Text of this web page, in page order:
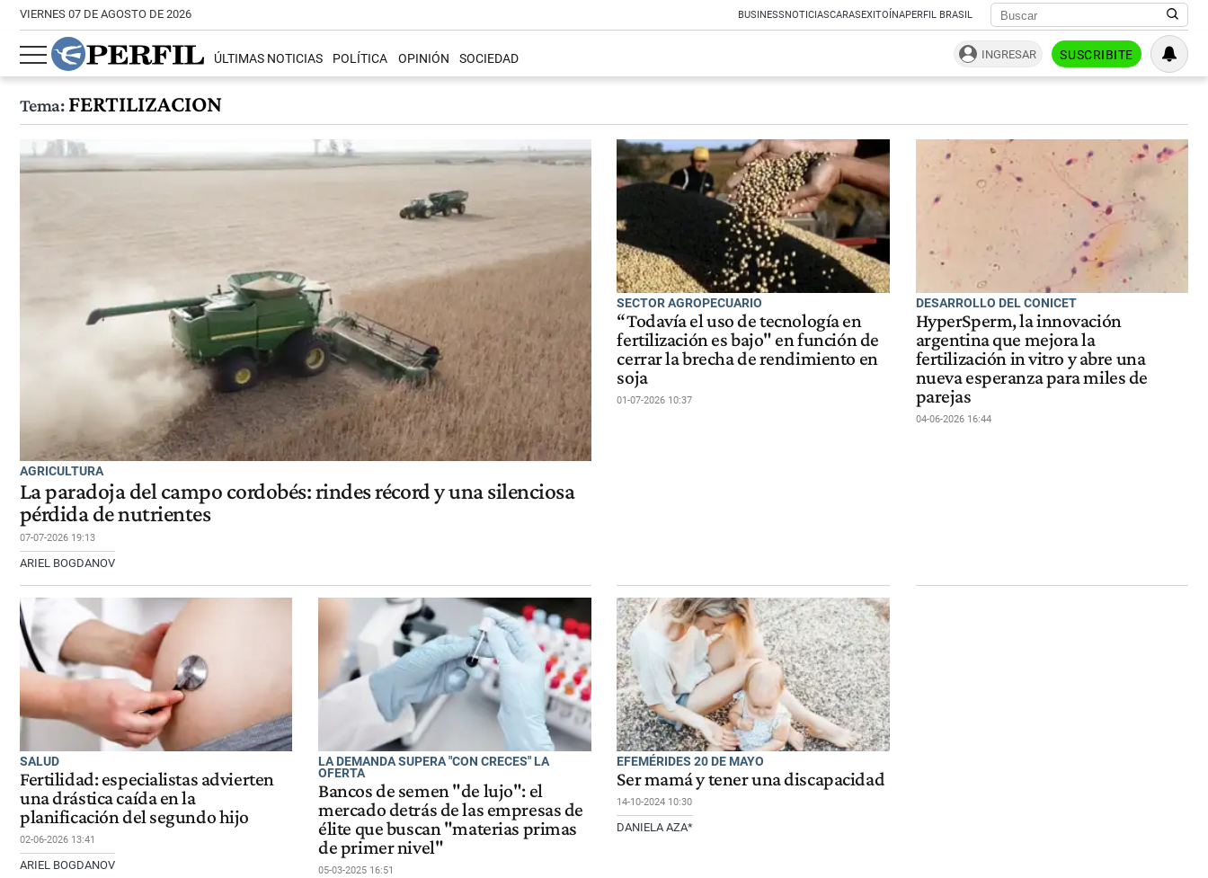
VIERNES 07 DE AGOSTO DE 2026 BUSINESSNOTICIASCARASEXITOÍNAPERFIL BRASIL
ÚLTIMAS NOTICIAS POLÍTICA OPINIÓN SOCIEDAD INGRESAR SUSCRIBITE
Tema:FERTILIZACION
AGRICULTURA
La paradoja del campo cordobés: rindes récord y una silenciosa
pérdida de nutrientes
07-07-2026 19:13
ARIEL BOGDANOV
SECTOR AGROPECUARIO
“Todavía el uso de tecnología en
fertilización es bajo" en función de
cerrar la brecha de rendimiento en
soja
01-07-2026 10:37
DESARROLLO DEL CONICET
HyperSperm, la innovación
argentina que mejora la
fertilización in vitro y abre una
nueva esperanza para miles de
parejas
04-06-2026 16:44
SALUD
Fertilidad: especialistas advierten
una drástica caída en la
planificación del segundo hijo
02-06-2026 13:41
ARIEL BOGDANOV
LA DEMANDA SUPERA "CON CRECES" LA
OFERTA
Bancos de semen "de lujo": el
mercado detrás de las empresas de
élite que buscan "materias primas
de primer nivel"
05-03-2025 16:51
EFEMÉRIDES 20 DE MAYO
Ser mamá y tener una discapacidad
14-10-2024 10:30
DANIELA AZA*